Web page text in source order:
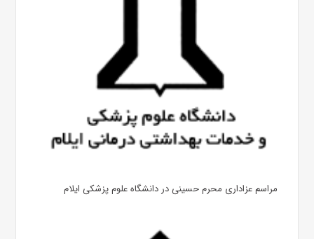
مراسم عزاداری محرم حسینی در دانشگاه علوم پزشکی ایلام